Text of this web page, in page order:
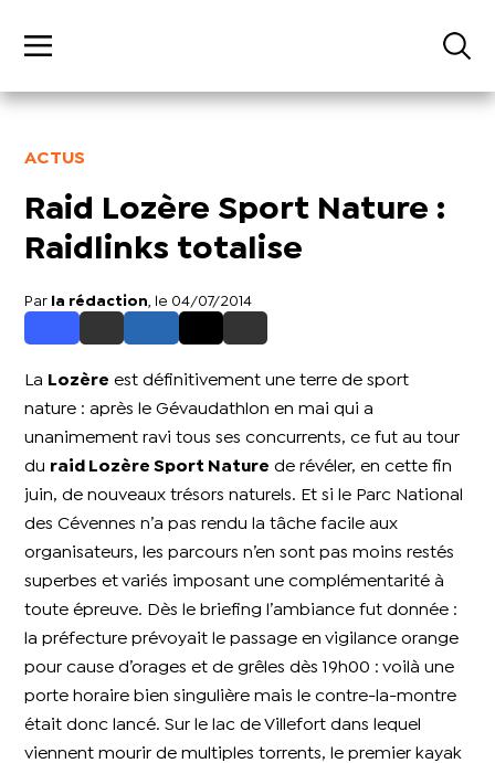
ACTUS
Raid Lozère Sport Nature :
Raidlinks totalise
Par la rédaction , le 04/07/2014
La Lozère est définitivement une terre de sport
nature : après le Gévaudathlon en mai qui a
unanimement ravi tous ses concurrents, ce fut au tour
du raid Lozère Sport Nature de révéler, en cette fin
juin, de nouveaux trésors naturels. Et si le Parc National
des Cévennes n’a pas rendu la tâche facile aux
organisateurs, les parcours n’en sont pas moins restés
superbes et variés imposant une complémentarité à
toute épreuve. Dès le briefing l’ambiance fut donnée :
la préfecture prévoyait le passage en vigilance orange
pour cause d’orages et de grêles dès 19h00 : voilà une
porte horaire bien singulière mais le contre-la-montre
était donc lancé. Sur le lac de Villefort dans lequel
viennent mourir de multiples torrents, le premier kayak